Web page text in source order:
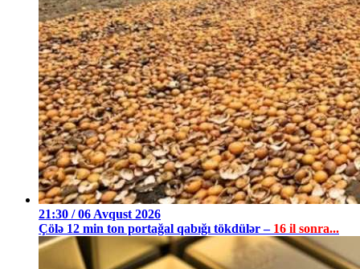
21:30 / 06 Avqust 2026
Çölə 12 min ton portağal qabığı tökdülər – 16 il sonra...